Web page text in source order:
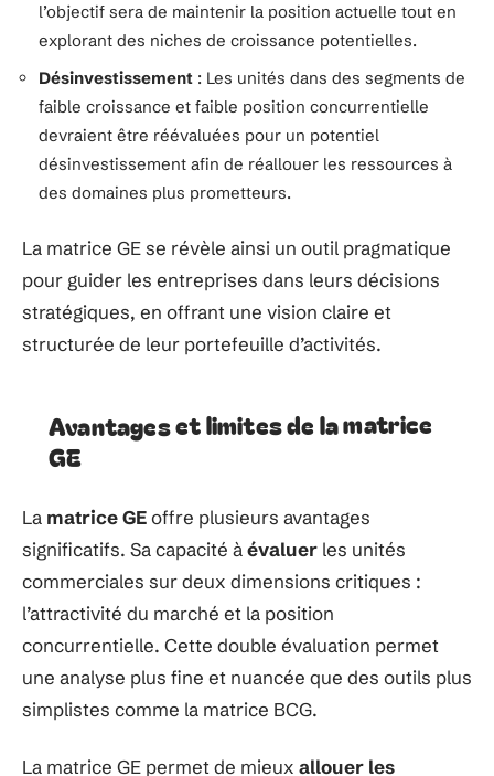
l’objectif sera de maintenir la position actuelle tout en
explorant des niches de croissance potentielles.
Désinvestissement : Les unités dans des segments de
faible croissance et faible position concurrentielle
devraient être réévaluées pour un potentiel
désinvestissement afin de réallouer les ressources à
des domaines plus prometteurs.
La matrice GE se révèle ainsi un outil pragmatique
pour guider les entreprises dans leurs décisions
stratégiques, en offrant une vision claire et
structurée de leur portefeuille d’activités.
Avantages et limites de la matrice
GE
La matrice GEoffre plusieurs avantages
significatifs. Sa capacité àévaluer les unités
commerciales sur deux dimensions critiques :
l’attractivité du marché et la position
concurrentielle. Cette double évaluation permet
une analyse plus fine et nuancée que des outils plus
simplistes comme la matrice BCG.
La matrice GE permet de mieux allouer les